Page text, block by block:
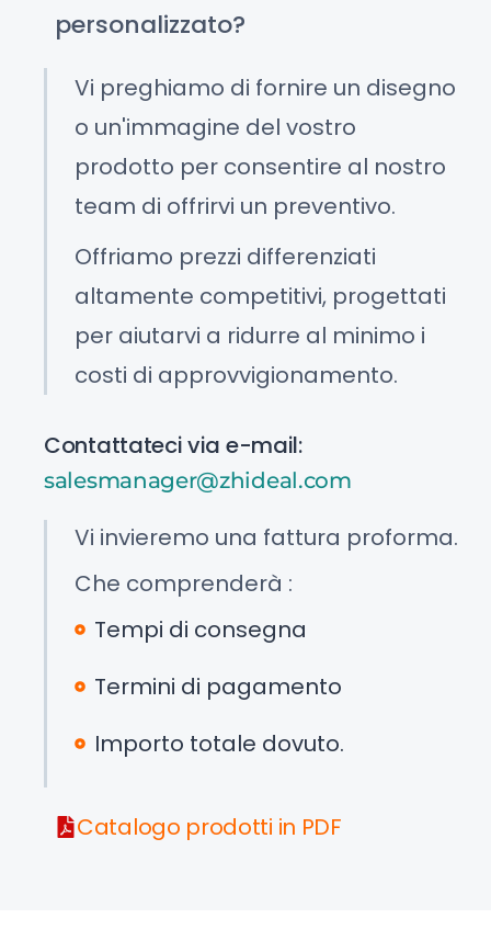
personalizzato?
Vi preghiamo di fornire un disegno
o un'immagine del vostro
prodotto per consentire al nostro
team di offrirvi un preventivo.
Offriamo prezzi differenziati
altamente competitivi, progettati
per aiutarvi a ridurre al minimo i
costi di approvvigionamento.
Contattateci via e-mail:
salesmanager@zhideal.com
Vi invieremo una fattura proforma.
Che comprenderà :
Tempi di consegna
Termini di pagamento
Importo totale dovuto.
Catalogo prodotti in PDF